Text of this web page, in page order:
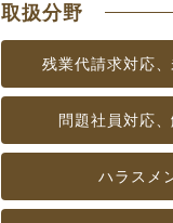
取扱分野
残業代請求対応、
問題社員対応、
ハラスメ